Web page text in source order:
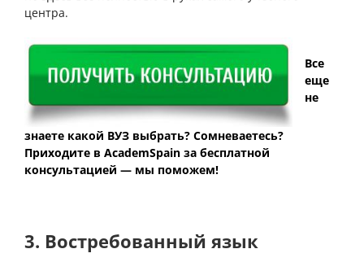
центра.
Все
еще
не
знаете какой ВУЗ выбрать? Сомневаетесь?
Приходите в AcademSpain за бесплатной
консультацией — мы поможем!
3. Востребованный язык